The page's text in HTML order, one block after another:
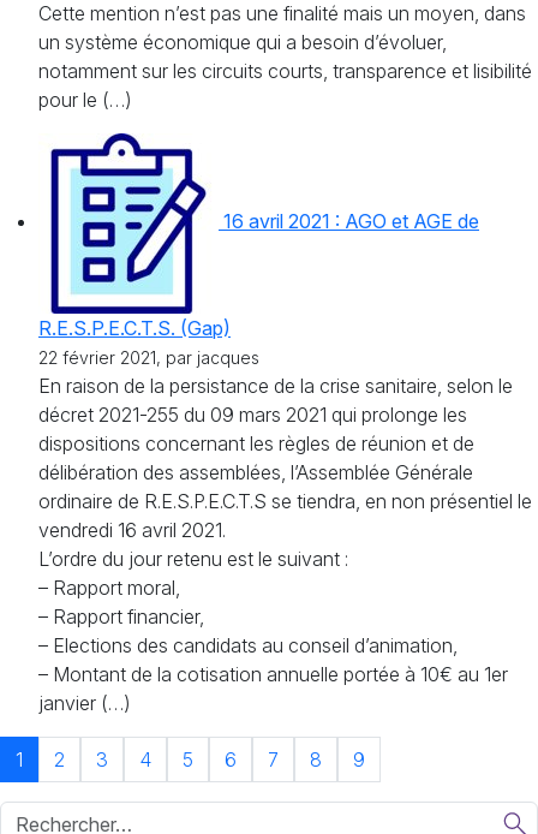
Cette mention n’est pas une finalité mais un moyen, dans
un système économique qui a besoin d’évoluer,
notamment sur les circuits courts, transparence et lisibilité
pour le (…)
16 avril 2021 : AGO et AGE de
R.E.S.P.E.C.T.S. (Gap)
22 février 2021, par jacques
En raison de la persistance de la crise sanitaire, selon le
décret 2021-255 du 09 mars 2021 qui prolonge les
dispositions concernant les règles de réunion et de
délibération des assemblées, l’Assemblée Générale
ordinaire de R.E.S.P.E.C.T.S se tiendra, en non présentiel le
vendredi 16 avril 2021.
L’ordre du jour retenu est le suivant :
– Rapport moral,
– Rapport financier,
– Elections des candidats au conseil d’animation,
– Montant de la cotisation annuelle portée à 10€ au 1er
janvier (…)
1 2 3 4 5 6 7 8 9